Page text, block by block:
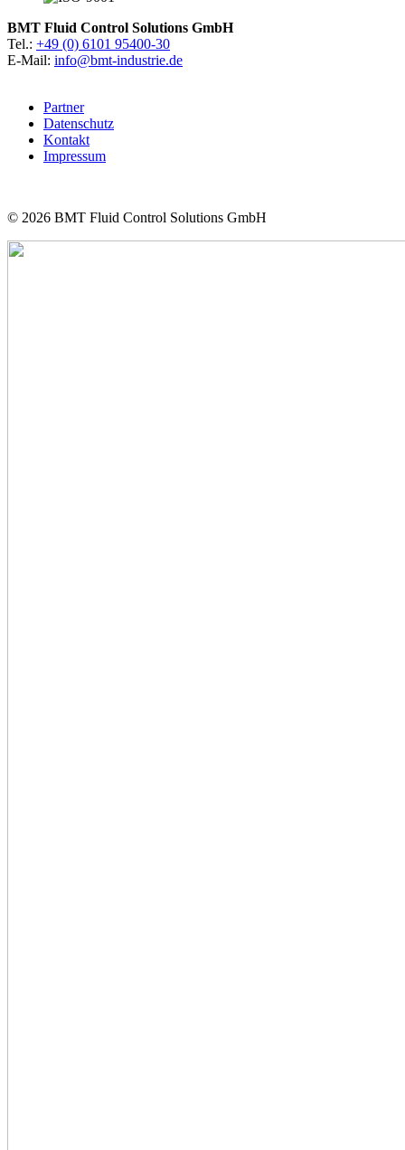
BMT Fluid Control Solutions GmbH
Tel.: +49 (0) 6101 95400-30
E-Mail: info@bmt-industrie.de
Partner
Datenschutz
Kontakt
Impressum
© 2026 BMT Fluid Control Solutions GmbH